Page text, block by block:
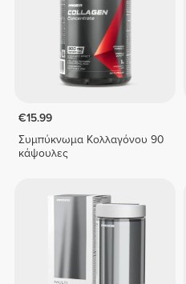
€15.99
Συμπύκνωμα Κολλαγόνου 90
κάψουλες